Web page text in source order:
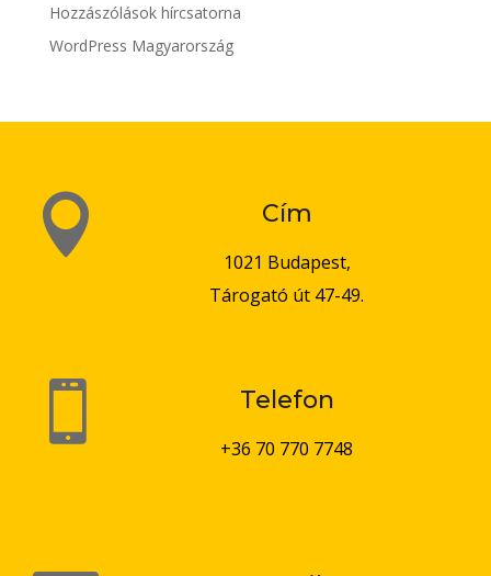
Hozzászólások hírcsatorna
WordPress Magyarország
 Cím
1021 Budapest,
Tárogató út 47-49.
 Telefon
+36 70 770 7748